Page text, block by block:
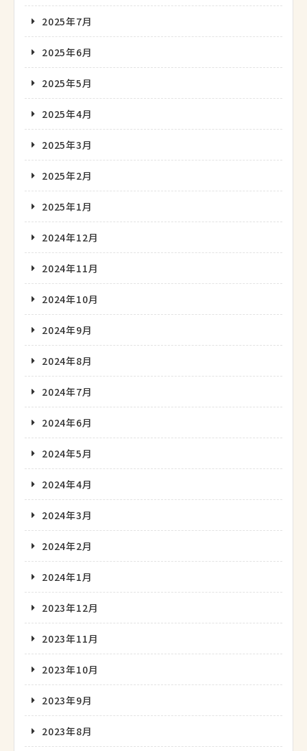
2025年7月
2025年6月
2025年5月
2025年4月
2025年3月
2025年2月
2025年1月
2024年12月
2024年11月
2024年10月
2024年9月
2024年8月
2024年7月
2024年6月
2024年5月
2024年4月
2024年3月
2024年2月
2024年1月
2023年12月
2023年11月
2023年10月
2023年9月
2023年8月